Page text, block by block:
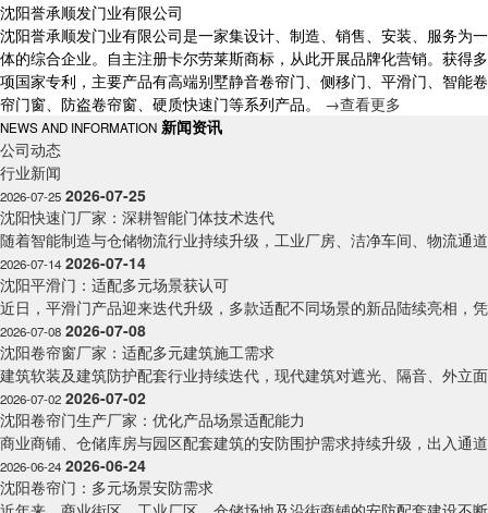
沈阳誉承顺发门业有限公司
沈阳誉承顺发门业有限公司是一家集设计、制造、销售、安装、服务为一
体的综合企业。自主注册卡尔劳莱斯商标，从此开展品牌化营销。获得多
项国家专利，主要产品有高端别墅静音卷帘门、侧移门、平滑门、智能卷
帘门窗、防盗卷帘窗、硬质快速门等系列产品。
→查看更多
NEWS AND INFORMATION 新闻资讯
公司动态
行业新闻
2026-07-25 2026-07-25
沈阳快速门厂家：深耕智能门体技术迭代
随着智能制造与仓储物流行业持续升级，工业厂房、洁净车间、物流通
2026-07-14 2026-07-14
沈阳平滑门：适配多元场景获认可
近日，平滑门产品迎来迭代升级，多款适配不同场景的新品陆续亮相，
2026-07-08 2026-07-08
沈阳卷帘窗厂家：适配多元建筑施工需求
建筑软装及建筑防护配套行业持续迭代，现代建筑对遮光、隔音、外立
2026-07-02 2026-07-02
沈阳卷帘门生产厂家：优化产品场景适配能力
商业商铺、仓储库房与园区配套建筑的安防围护需求持续升级，出入通
2026-06-24 2026-06-24
沈阳卷帘门：多元场景安防需求